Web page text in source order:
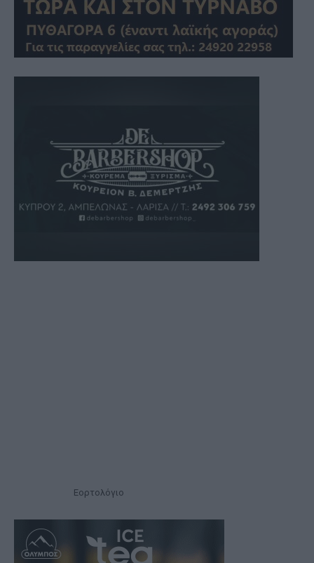
Εορτολόγιο